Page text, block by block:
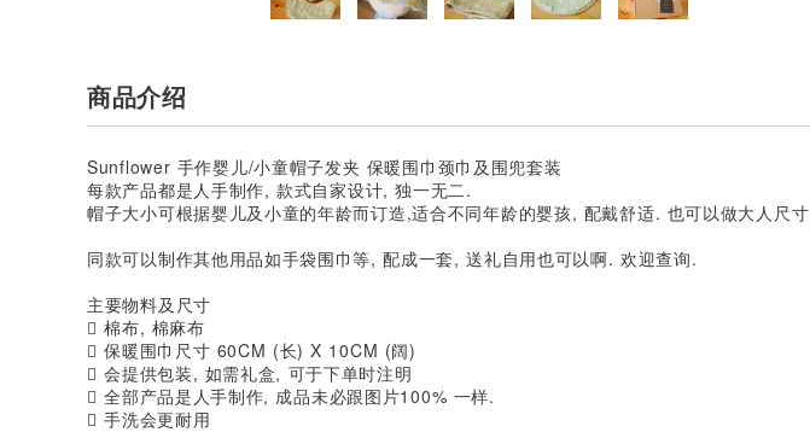
商品介绍
Sunflower 手作婴儿/小童帽子发夹 保暖围巾颈巾及围兜套装
每款产品都是人手制作, 款式自家设计, 独一无二.
帽子大小可根据婴儿及小童的年龄而订造,适合不同年龄的婴孩, 配戴舒适. 也可以做大人尺寸
同款可以制作其他用品如手袋围巾等, 配成一套, 送礼自用也可以啊. 欢迎查询.
主要物料及尺寸
 棉布, 棉麻布
 保暖围巾尺寸 60CM (长) X 10CM (阔)
 会提供包装, 如需礼盒, 可于下单时注明
 全部产品是人手制作, 成品未必跟图片100% 一样.
 手洗会更耐用